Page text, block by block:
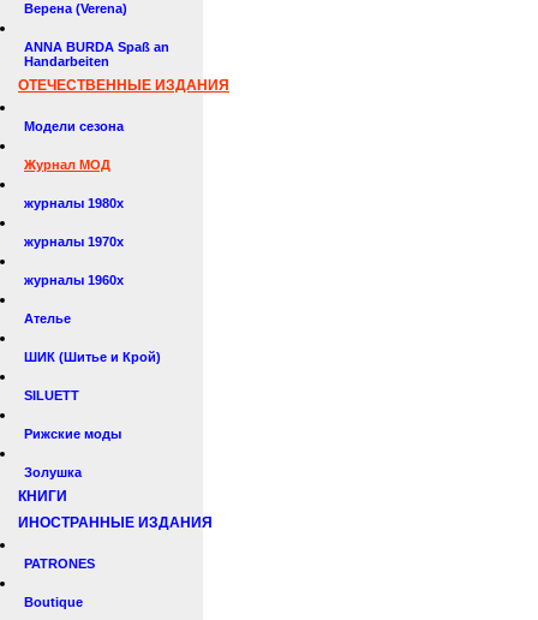
Верена (Verena)
ANNA BURDA Spaß an
Handarbeiten
ОТЕЧЕСТВЕННЫЕ ИЗДАНИЯ
Модели сезона
Журнал МОД
журналы 1980х
журналы 1970х
журналы 1960х
Ателье
ШИК (Шитье и Крой)
SILUETT
Рижские моды
Золушка
КНИГИ
ИНОСТРАННЫЕ ИЗДАНИЯ
PATRONES
Boutique